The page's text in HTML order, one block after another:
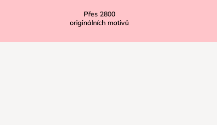
Přes 2800
originálních motivů